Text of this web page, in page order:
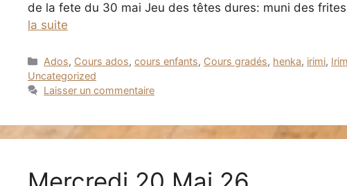
de la fete du 30 mai Jeu des têtes dures: muni des
la suite
Catégories
Ados, Cours ados,cours enfants, Cours gradés, henka, irimi,
Uncategorized
Laisser un commentaire